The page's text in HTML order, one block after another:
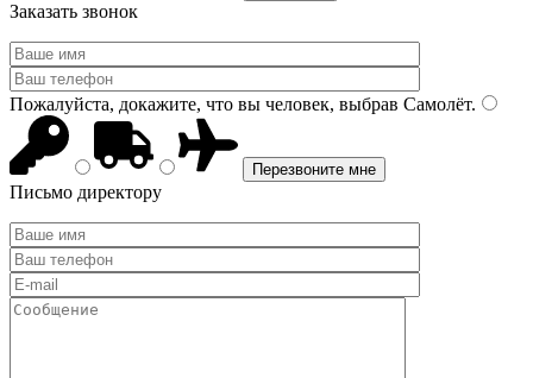
Заказать звонок
Пожалуйста, докажите, что вы человек, выбрав Самолёт.
Письмо директору